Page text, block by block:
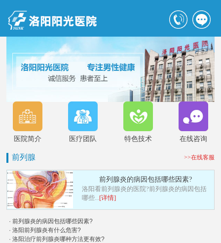
医院简介 医疗团队 特色技术 在线咨询
前列腺 >>在线客服
前列腺炎的病因包括哪些因素?
洛阳看前列腺炎的医院?前列腺炎的病因包括
哪些...[详情]
· 前列腺炎的病因包括哪些因素?
· 洛阳前列腺炎有什么危害?
· 洛阳治疗前列腺炎哪种方法更有效?